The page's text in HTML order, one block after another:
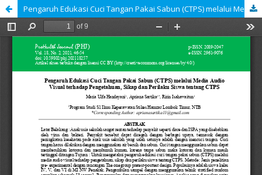
Pengaruh Edukasi Cuci Tangan Pakai Sabun (CTPS) melalui Media Audio Visual terhadap Pengetahuan, Sikap dan Perilaku Siswa tentang CTPS